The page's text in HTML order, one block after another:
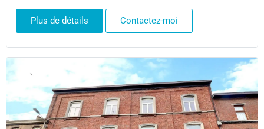
Plus de détails Contactez-moi